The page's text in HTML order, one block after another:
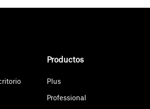
Productos
Plus
Professional